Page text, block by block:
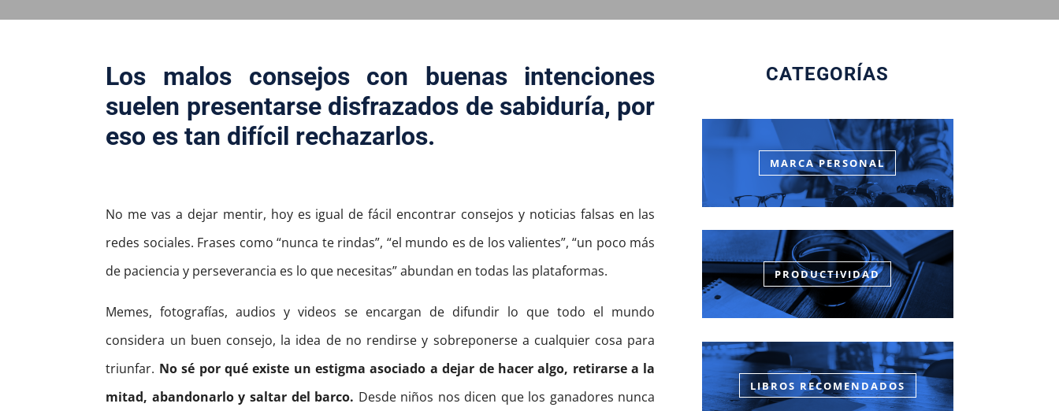
Los malos consejos con buenas intenciones
suelen presentarse disfrazados de sabiduría, por
eso es tan difícil rechazarlos.
No me vas a dejar mentir, hoy es igual de fácil encontrar consejos y noticias falsas en las
redes sociales. Frases como “nunca te rindas”, “el mundo es de los valientes”, “un poco más
de paciencia y perseverancia es lo que necesitas” abundan en todas las plataformas.
Memes, fotografías, audios y videos se encargan de difundir lo que todo el mundo
considera un buen consejo, la idea de no rendirse y sobreponerse a cualquier cosa para
triunfar. No sé por qué existe un estigma asociado a dejar de hacer algo, retirarse a la
mitad, abandonarlo y saltar del barco. Desde niños nos dicen que los ganadores nunca
CATEGORÍAS
MARCA PERSONAL
PRODUCTIVIDAD
LIBROS RECOMENDADOS